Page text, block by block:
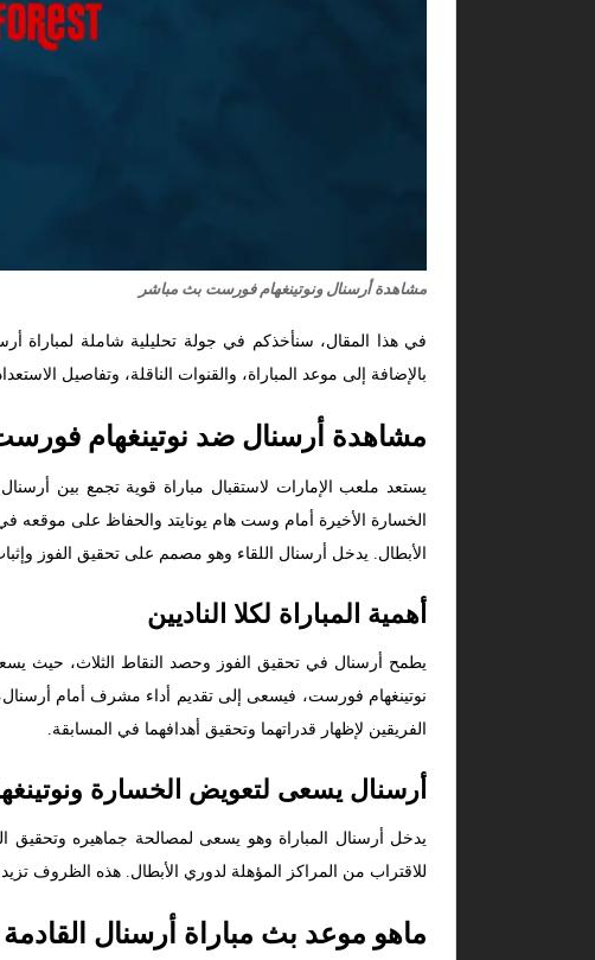
مشاهدة أرسنال ونوتينغهام فورست بث مباشر
في هذا المقال، سنأخذكم في جولة تحليلية شاملة لمباراة
بالإضافة إلى موعد المباراة، والقنوات الناقلة، وتفاصيل
مشاهدة أرسنال ضد نوتينغهام
الخسارة الأخيرة أمام وست هام يونايتد والحفاظ على موقعه
الأبطال. يدخل أرسنال اللقاء وهو مصمم على تحقيق الفوز
أهمية المباراة لكلا الناديين
يطمح أرسنال في تحقيق الفوز وحصد النقاط الثلاث، حيث
نوتينغهام فورست، فيسعى إلى تقديم أداء مشرف أمام أرسنال،
الفريقين لإظهار قدراتهما وتحقيق أهدافهما في المسابقة.
أرسنال يسعى لتعويض الخسارة
يدخل أرسنال المباراة وهو يسعى لمصالحة جماهيره وتحقيق
للاقتراب من المراكز المؤهلة لدوري الأبطال. هذه الظروف تزيد
ماهو موعد بث مباراة أرسنال